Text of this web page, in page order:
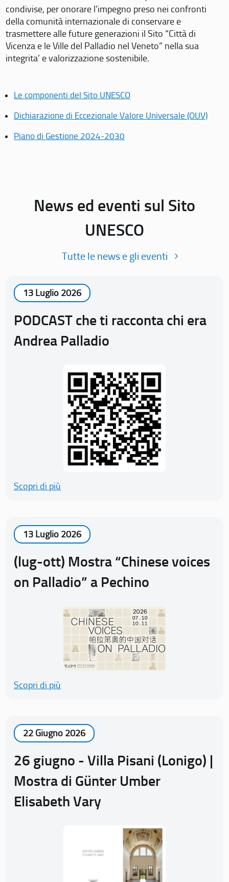
condivise, per onorare l’impegno preso nei confronti
della comunità internazionale di conservare e
trasmettere alle future generazioni il Sito “Città di
Vicenza e le Ville del Palladio nel Veneto” nella sua
integrita’ e valorizzazione sostenibile.
Le componenti del Sito UNESCO
Dichiarazione di Eccezionale Valore Universale (OUV)
Piano di Gestione 2024-2030
News ed eventi sul Sito
UNESCO
Tutte le news e gli eventi
13 Luglio 2026
PODCAST che ti racconta chi era
Andrea Palladio
Scopri di più
13 Luglio 2026
(lug-ott) Mostra “Chinese voices
on Palladio” a Pechino
Scopri di più
22 Giugno 2026
26 giugno - Villa Pisani (Lonigo) |
Mostra di Günter Umber
Elisabeth Vary